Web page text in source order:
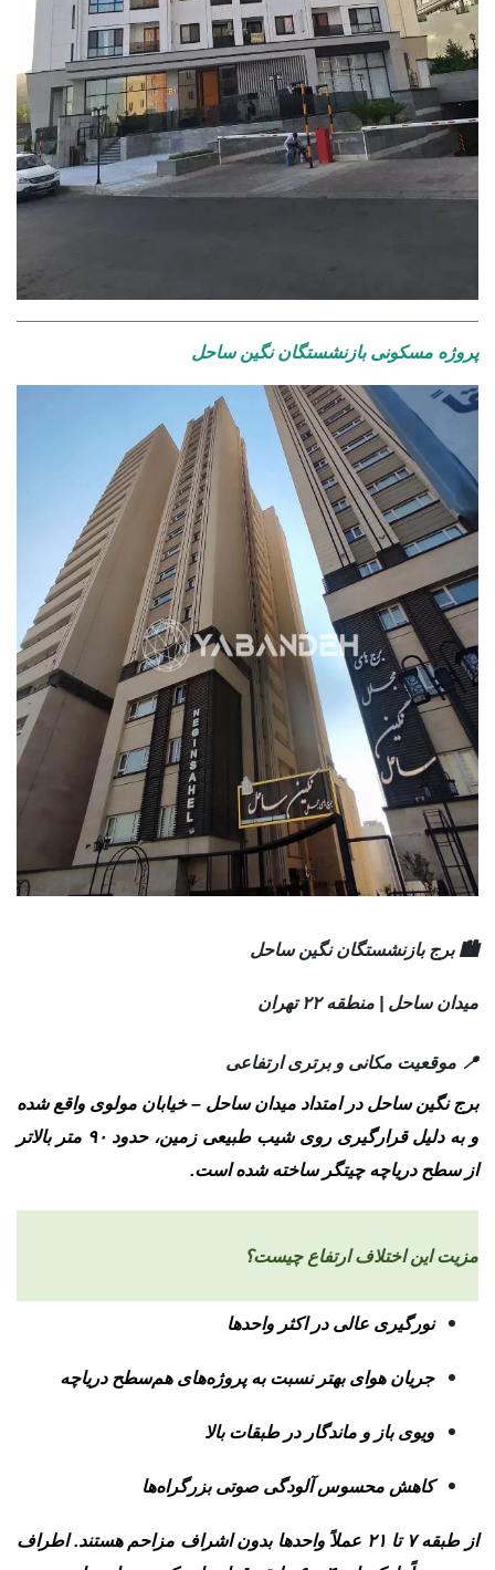
پروژه مسکونی بازنشستگان نگین ساحل
🏙 برج بازنشستگان نگین ساحل
میدان ساحل | منطقه ۲۲ تهران
📍 موقعیت مکانی و برتری ارتفاعی
برج نگین ساحل در امتداد میدان ساحل – خیابان مولوی واقع شده
و به دلیل قرارگیری روی شیب طبیعی زمین، حدود
۹۰ متر بالاتر
از سطح دریاچه چیتگر ساخته شده است.
مزیت این اختلاف ارتفاع چیست؟
نورگیری عالی در اکثر واحدها
جریان هوای بهتر نسبت به پروژه‌های هم‌سطح دریاچه
ویوی باز و ماندگار در طبقات بالا
کاهش محسوس آلودگی صوتی بزرگراه‌ها
از طبقه ۷ تا ۲۱ عملاً واحدها بدون اشراف مزاحم هستند. اطراف